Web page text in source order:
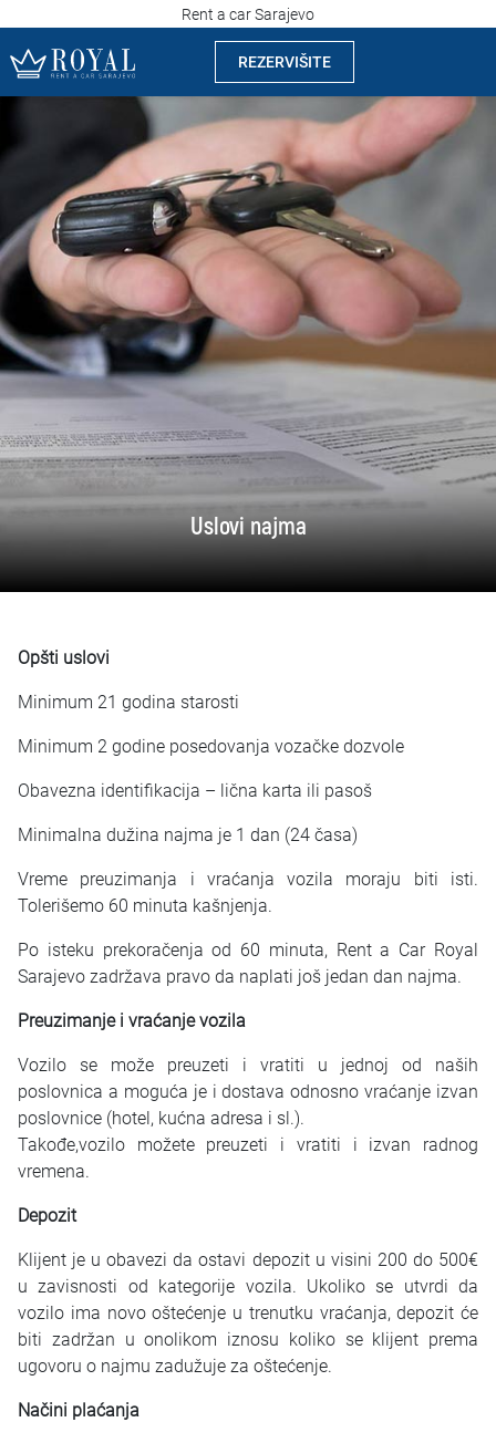
Rent a car Sarajevo
REZERVIŠITE
Rent a car Sarajevo
Kompanija
Izdvajamo
Lokacije
Iznajmljivanje vozila
Cijene
Uslovi najma
Najčešća pitanja
Blog
EN
Uslovi najma
Opšti uslovi
Minimum 21 godina starosti
Minimum 2 godine posedovanja vozačke dozvole
Obavezna identifikacija – lična karta ili pasoš
Minimalna dužina najma je 1 dan (24 časa)
Vreme preuzimanja i vraćanja vozila moraju biti isti.
Tolerišemo 60 minuta kašnjenja.
Po isteku prekoračenja od 60 minuta, Rent a Car Royal
Sarajevo zadržava pravo da naplati još jedan dan najma.
Preuzimanje i vraćanje vozila
Vozilo se može preuzeti i vratiti u jednoj od naših
poslovnica a moguća je i dostava odnosno vraćanje izvan
poslovnice (hotel, kućna adresa i sl.).
Takođe,vozilo možete preuzeti i vratiti i izvan radnog
vremena.
Depozit
Klijent je u obavezi da ostavi depozit u visini 200 do 500€
u zavisnosti od kategorije vozila. Ukoliko se utvrdi da
vozilo ima novo oštećenje u trenutku vraćanja, depozit će
biti zadržan u onolikom iznosu koliko se klijent prema
ugovoru o najmu zadužuje za oštećenje.
Načini plaćanja